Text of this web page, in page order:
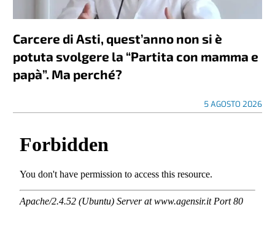
Carcere di Asti, quest’anno non si è
potuta svolgere la “Partita con mamma e
papà”. Ma perché?
5 AGOSTO 2026